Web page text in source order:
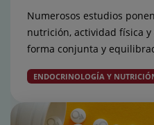
Numerosos estudios
nutrición, actividad física
forma conjunta y
ENDOCRINOLOGÍA Y